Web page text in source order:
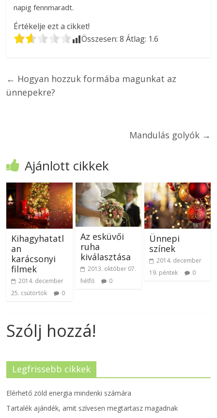
napig fennmaradt.
Értékelje ezt a cikket!
Összesen:8 Átlag: 1.6
← Hogyan hozzuk formába magunkat az
ünnepekre?
Mandulás golyók →
Ajánlott cikkek
Kihagyhatatl
an
karácsonyi
filmek
2014. december
25. csütörtök
0
Az esküvői
ruha
kiválasztása
2013. október 07.
hétfő
0
Ünnepi
színek
2014. december
19. péntek
0
Szólj hozzá!
Legfrissebb cikkek
Elérhető zöld energia mindenki számára
Tartalék ajándék, amit szívesen megtartasz magadnak